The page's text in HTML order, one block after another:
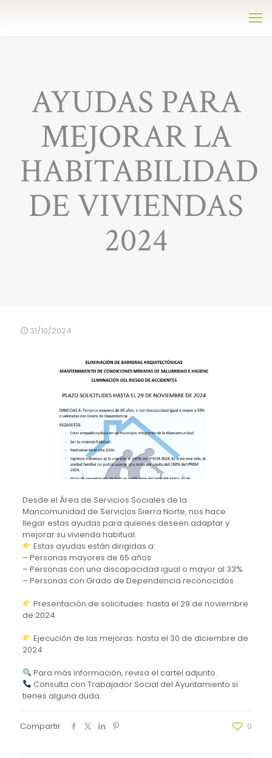
AYUDAS PARA
MEJORAR LA
HABITABILIDAD
DE VIVIENDAS
2024
31/10/2024
Desde el Área de Servicios Sociales de la
Mancomunidad de Servicios Sierra Norte, nos hace
llegar estas ayudas para quienes deseen adaptar y
mejorar su vivienda habitual.
Estas ayudas están dirigidas a:
– Personas mayores de 65 años
– Personas con una discapacidad igual o mayor al 33%
– Personas con Grado de Dependencia reconocidos
Presentación de solicitudes: hasta el 29 de noviembre
de 2024
Ejecución de las mejoras: hasta el 30 de diciembre de
2024
Para más información, revisa el cartel adjunto.
Consulta con Trabajador Social del Ayuntamiento si
tienes alguna duda.
Compartir 0